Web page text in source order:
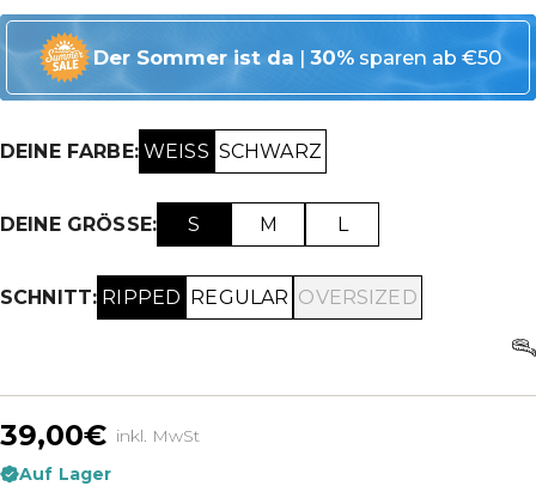
Der Sommer ist da | 30%sparen ab €50
DEINE FARBE: WEISS SCHWARZ
DEINE GRÖSSE: S M L
SCHNITT: RIPPED REGULAR OVERSIZED
39,00€ inkl. MwSt
Auf Lager